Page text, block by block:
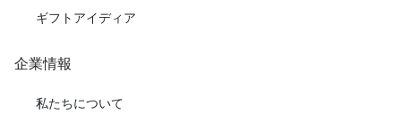
ギフトアイディア
企業情報
私たちについて